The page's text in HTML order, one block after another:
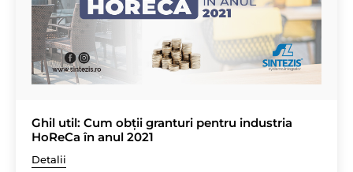
Ghil util: Cum obții granturi pentru industria
HoReCa în anul 2021
Detalii